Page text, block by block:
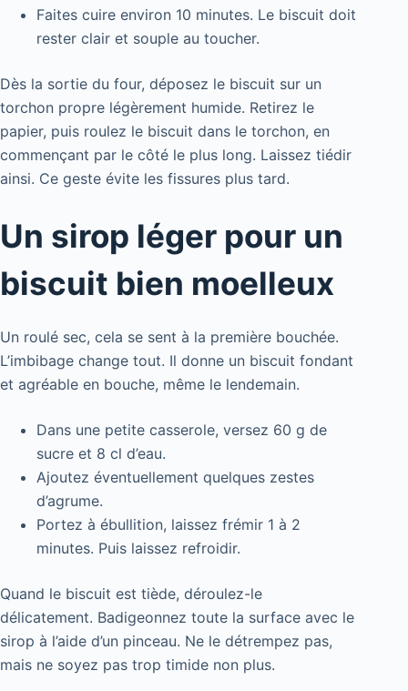
Faites cuire environ 10 minutes. Le biscuit doit
rester clair et souple au toucher.
Dès la sortie du four, déposez le biscuit sur un
torchon propre légèrement humide. Retirez le
papier, puis roulez le biscuit dans le torchon, en
commençant par le côté le plus long. Laissez tiédir
ainsi. Ce geste évite les fissures plus tard.
Un sirop léger pour un
biscuit bien moelleux
Un roulé sec, cela se sent à la première bouchée.
L’imbibage change tout. Il donne un biscuit fondant
et agréable en bouche, même le lendemain.
Dans une petite casserole, versez 60 g de
sucre et 8 cl d’eau.
Ajoutez éventuellement quelques zestes
d’agrume.
Portez à ébullition, laissez frémir 1 à 2
minutes. Puis laissez refroidir.
Quand le biscuit est tiède, déroulez-le
délicatement. Badigeonnez toute la surface avec le
sirop à l’aide d’un pinceau. Ne le détrempez pas,
mais ne soyez pas trop timide non plus.